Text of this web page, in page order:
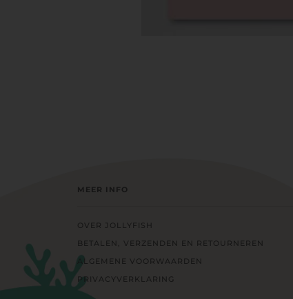
MEER INFO
OVER JOLLYFISH
BETALEN, VERZENDEN EN RETOURNEREN
ALGEMENE VOORWAARDEN
PRIVACYVERKLARING